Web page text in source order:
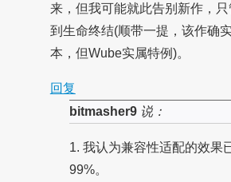
来，但我可能就此告别新作，
到生命终结(顺带一提，该作确
本，但Wube实属特例)。
回复
bitmasher9说：
1. 我认为兼容性适配的效果
99%。